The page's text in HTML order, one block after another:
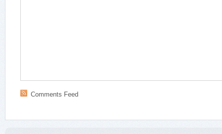
Comments Feed